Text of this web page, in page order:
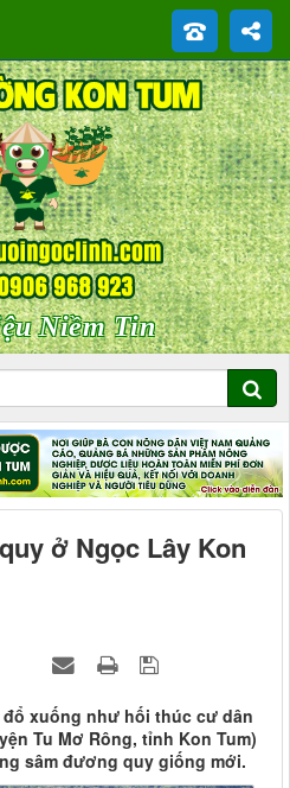
Niềm Tin
ở Ngọc Lây Kon
xuống như hối thúc cư dân
Tu Mơ Rông, tỉnh Kon Tum)
sâm đương quy giống mới.